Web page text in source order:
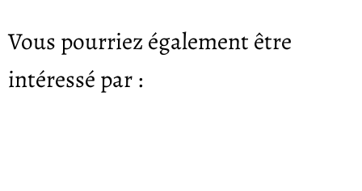
Vous pourriez également être
intéressé par :